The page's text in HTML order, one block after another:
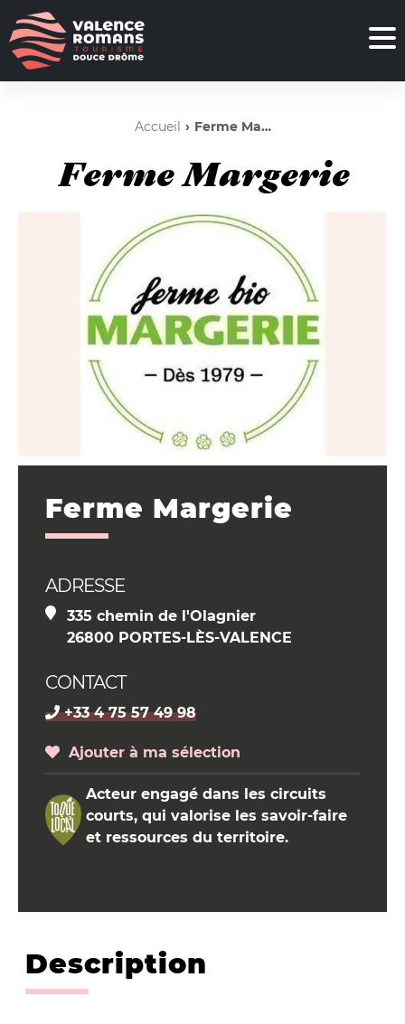
Accueil Ferme Margerie
Ferme Margerie
Ferme Margerie
ADRESSE
335 chemin de l'Olagnier
26800 PORTES-LÈS-VALENCE
CONTACT
+33 4 75 57 49 98
Ajouter à ma sélection
Acteur engagé dans les circuits
courts, qui valorise les savoir-faire
et ressources du territoire.
Description